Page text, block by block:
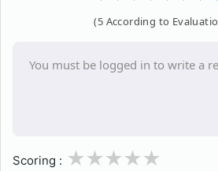
(5 According to
Scoring : 3
2
1